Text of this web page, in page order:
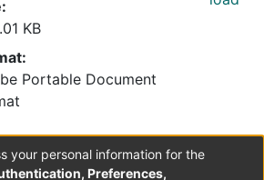
KB
Portable Document
your personal information for the
Preferences,